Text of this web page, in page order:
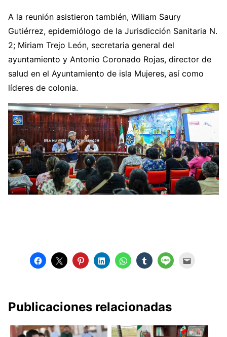
A la reunión asistieron también, Wiliam Saury
Gutiérrez, epidemiólogo de la Jurisdicción Sanitaria N.
2; Miriam Trejo León, secretaria general del
ayuntamiento y Antonio Coronado Rojas, director de
salud en el Ayuntamiento de isla Mujeres, así como
líderes de colonia.
Publicaciones relacionadas